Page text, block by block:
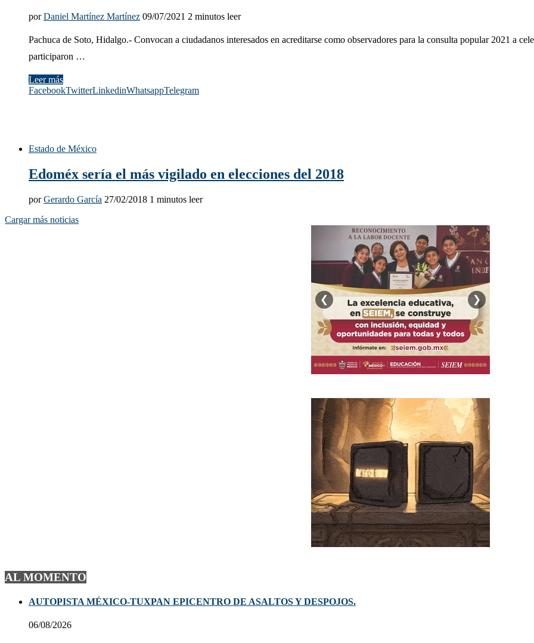
porDaniel Martínez Martínez 09/07/2021 2 minutos leer
Pachuca de Soto, Hidalgo.- Convocan a ciudadanos interesados en acreditarse como observadores para la consulta popular 2021 a
participaron …
Leer más
FacebookTwitterLinkedinWhatsappTelegram
Estado de México
Edoméx sería el más vigilado en elecciones del 2018
porGerardo García 27/02/2018 1 minutos leer
Cargar más noticias
❮ ❯
AL MOMENTO
AUTOPISTA MÉXICO-TUXPAN EPICENTRO DE ASALTOS Y DESPOJOS.
06/08/2026